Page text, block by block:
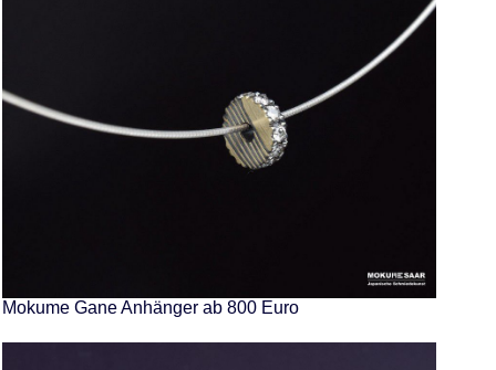
Mokume Gane Anhänger ab 800 Euro